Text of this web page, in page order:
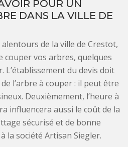
POUR UN
DANS LA VILLE DE
de la ville de Crestot,
couper vos arbres, quelques
L’établissement du devis doit
l’arbre à couper : il peut être
Deuxièmement, l’heure à
influencera aussi le coût de la
sécurisé et de bonne
la société Artisan Siegler.